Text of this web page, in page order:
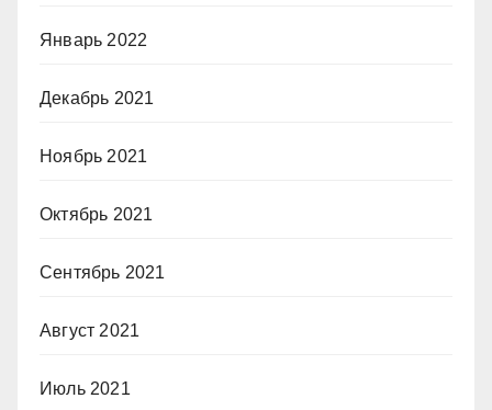
Январь 2022
Декабрь 2021
Ноябрь 2021
Октябрь 2021
Сентябрь 2021
Август 2021
Июль 2021